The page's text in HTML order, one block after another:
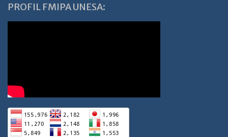
PROFIL FMIPA UNESA: